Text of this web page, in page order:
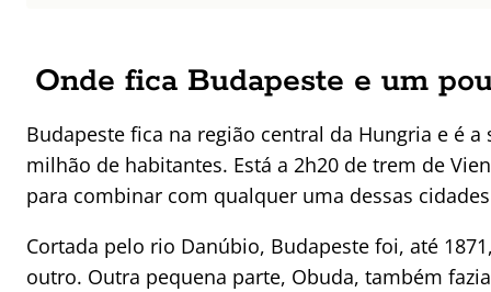
Onde fica Budapeste e um
Budapeste fica na região central da Hungria e é
milhão de habitantes. Está a 2h20 de trem de
para combinar com qualquer uma dessas
Cortada pelo rio Danúbio, Budapeste foi, até
outro. Outra pequena parte, Obuda, também